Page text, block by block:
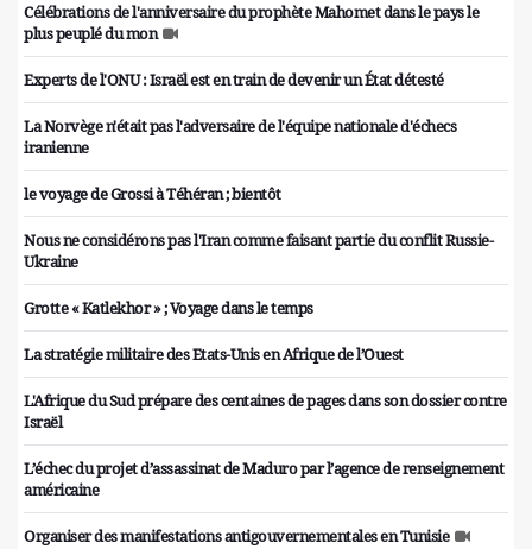
Célébrations de l'anniversaire du prophète Mahomet dans le pays le
plus peuplé du mon
Experts de l'ONU : Israël est en train de devenir un État détesté
La Norvège n'était pas l'adversaire de l'équipe nationale d'échecs
iranienne
le voyage de Grossi à Téhéran ; bientôt
Nous ne considérons pas l'Iran comme faisant partie du conflit Russie-
Ukraine
Grotte « Katlekhor » ; Voyage dans le temps
La stratégie militaire des Etats-Unis en Afrique de l’Ouest
L'Afrique du Sud prépare des centaines de pages dans son dossier contre
Israël
L’échec du projet d’assassinat de Maduro par l’agence de renseignement
américaine
Organiser des manifestations antigouvernementales en Tunisie